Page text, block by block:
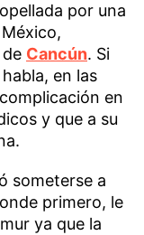
por una
Cancún. Si
en las
en
y que a su
someterse a
primero, le
ya que la